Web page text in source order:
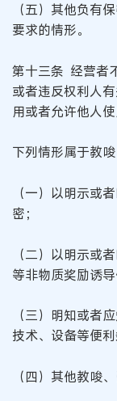
（五）其他负有
要求的情形。
第十三条 经营者
或者违反权利人
用或者允许他人
下列情形属于教
（一）以明示或
密；
（二）以明示或
等非物质奖励诱导
（三）明知或者
技术、设备等便利
（四）其他教唆